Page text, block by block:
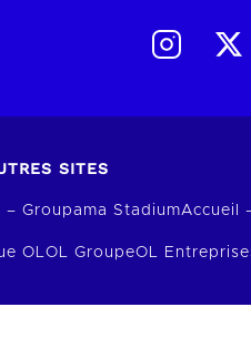
SITES
– Groupama StadiumAccueil
OLOL GroupeOL